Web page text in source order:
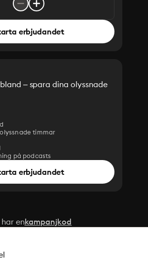
erbjudandet
– spara dina olyssnade
timmar
på podcasts
erbjudandet
enkampanjkod